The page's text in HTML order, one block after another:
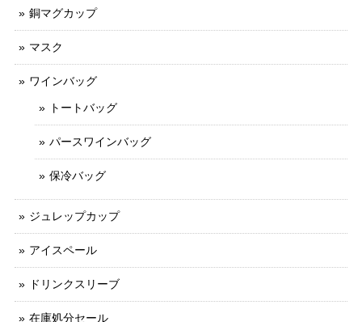
銅マグカップ
マスク
ワインバッグ
トートバッグ
パースワインバッグ
保冷バッグ
ジュレップカップ
アイスペール
ドリンクスリーブ
在庫処分セール